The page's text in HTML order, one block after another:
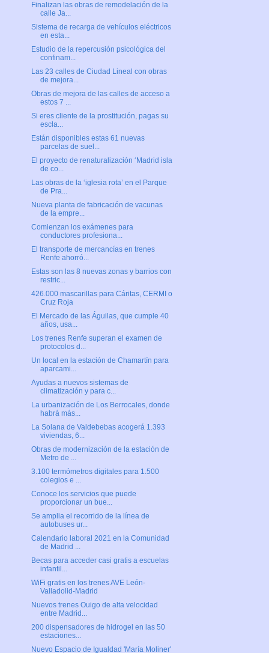
Finalizan las obras de remodelación de la
calle Ja...
Sistema de recarga de vehículos eléctricos
en esta...
Estudio de la repercusión psicológica del
confinam...
Las 23 calles de Ciudad Lineal con obras
de mejora...
Obras de mejora de las calles de acceso a
estos 7 ...
Si eres cliente de la prostitución, pagas su
escla...
Están disponibles estas 61 nuevas
parcelas de suel...
El proyecto de renaturalización ‘Madrid isla
de co...
Las obras de la ‘iglesia rota’ en el Parque
de Pra...
Nueva planta de fabricación de vacunas
de la empre...
Comienzan los exámenes para
conductores profesiona...
El transporte de mercancías en trenes
Renfe ahorró...
Estas son las 8 nuevas zonas y barrios con
restric...
426.000 mascarillas para Cáritas, CERMI o
Cruz Roja
El Mercado de las Águilas, que cumple 40
años, usa...
Los trenes Renfe superan el examen de
protocolos d...
Un local en la estación de Chamartín para
aparcami...
Ayudas a nuevos sistemas de
climatización y para c...
La urbanización de Los Berrocales, donde
habrá más...
La Solana de Valdebebas acogerá 1.393
viviendas, 6...
Obras de modernización de la estación de
Metro de ...
3.100 termómetros digitales para 1.500
colegios e ...
Conoce los servicios que puede
proporcionar un bue...
Se amplia el recorrido de la línea de
autobuses ur...
Calendario laboral 2021 en la Comunidad
de Madrid ...
Becas para acceder casi gratis a escuelas
infantil...
WiFi gratis en los trenes AVE León-
Valladolid-Madrid
Nuevos trenes Ouigo de alta velocidad
entre Madrid...
200 dispensadores de hidrogel en las 50
estaciones...
Nuevo Espacio de Igualdad 'María Moliner'